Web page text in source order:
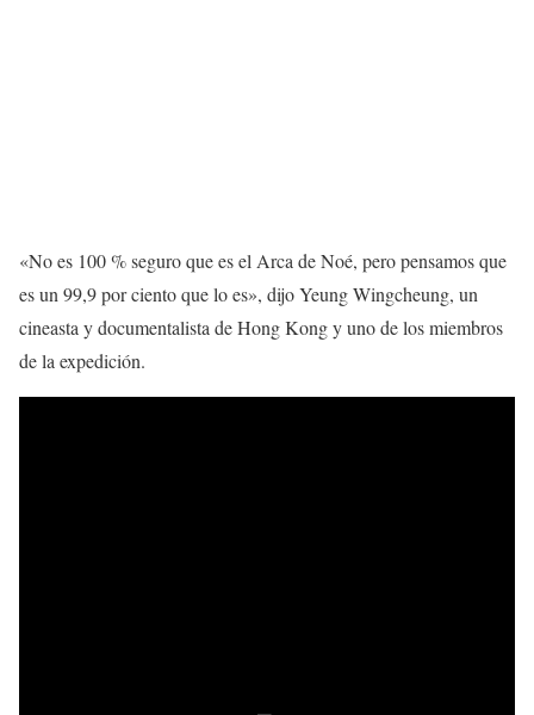
«No es 100 % seguro que es el Arca de Noé, pero pensamos que
es un 99,9 por ciento que lo es», dijo Yeung Wingcheung, un
cineasta y documentalista de Hong Kong y uno de los miembros
de la expedición.